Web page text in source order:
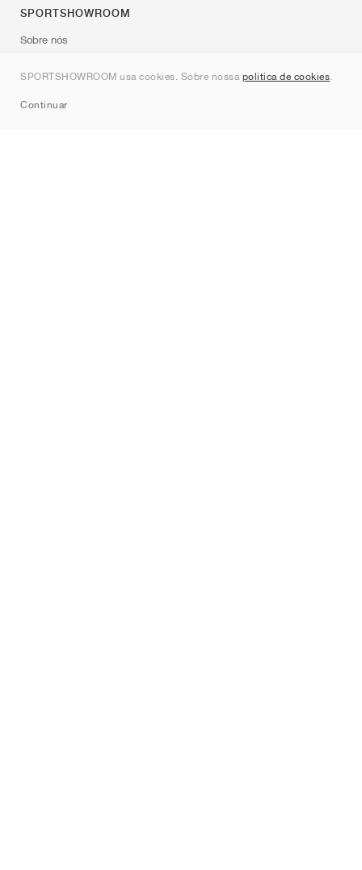
SPORTSHOWROOM usa cookies. Sobre nossa política de cookies.
Continuar
SPORTSHOWROOM
Sobre nós